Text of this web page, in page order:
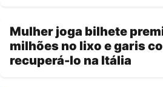
Mulher joga bilhete
milhões no lixo e garis
recuperá-lo na Itália